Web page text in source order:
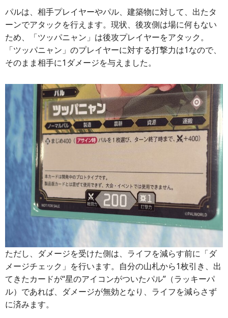
パルは、相手プレイヤーやパル、建築物に対して、出たタ
ーンでアタックを行えます。現状、後攻側は場に何もない
ため、「ツッパニャン」は後攻プレイヤーをアタック。
「ツッパニャン」のプレイヤーに対する打撃力は1なので、
そのまま相手に1ダメージを与えました。
ただし、ダメージを受けた側は、ライフを減らす前に「ダ
メージチェック」を行います。自分の山札から1枚引き、出
てきたカードが“星のアイコンがついたパル”（ラッキーパ
ル）であれば、ダメージが無効となり、ライフを減らさず
に済みます。